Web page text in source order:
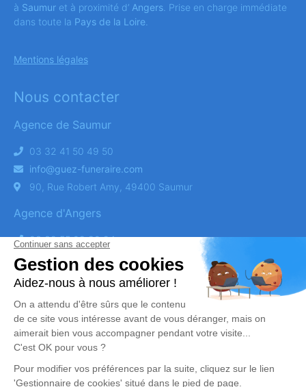
à Saumur et à proximité d’ Angers . Prise en charge immédiate
dans toute la Pays de la Loire
Mentions légales
Nous contacter
Agence de Saumur
03 32 41 50 49 50
info@guez-funeraire.com
90, Rue Robert Amy, 49400 Saumur
Agence d'Angers
03 32 55 02 80 24
info@guez-funeraire.com
124 Rue Larevellière, 49100 Angers
Obtenez un devis
DEVIS OBSÈQUES
DEVIS PRÉVOYANCE